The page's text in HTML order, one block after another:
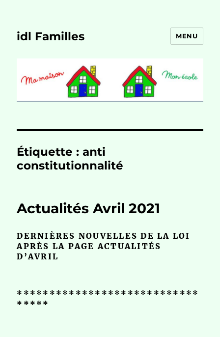
idl Familles MENU
Étiquette :anti
constitutionnalité
Actualités Avril 2021
DERNIÈRES NOUVELLES DE LA LOI
APRÈS LA PAGE ACTUALITÉS
D’AVRIL
****************************
*****